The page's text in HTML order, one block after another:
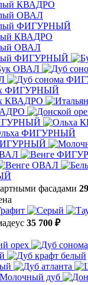
фасадами
35 700 ₽